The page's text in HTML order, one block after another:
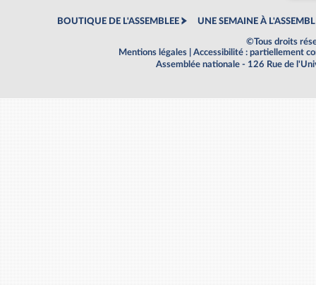
BOUTIQUE DE L'ASSEMBLEE UNE SEMAINE À
©Tous droits
Mentions légales
Accessibilité : partiellement
Assemblée nationale - 126 Rue de